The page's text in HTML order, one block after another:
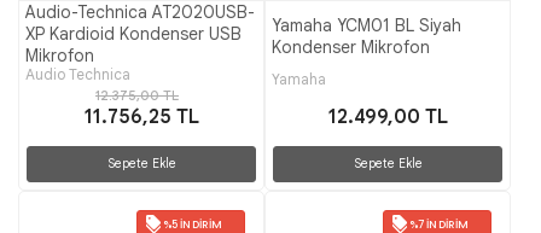
Audio-Technica AT2020USB-
XP Kardioid Kondenser USB
Mikrofon
Audio Technica
12.375,00 TL
11.756,25 TL
Sepete Ekle
Yamaha YCM01 BL Siyah
Kondenser Mikrofon
Yamaha
12.499,00 TL
Sepete Ekle
%5 İNDIRIM %7 İNDIRIM